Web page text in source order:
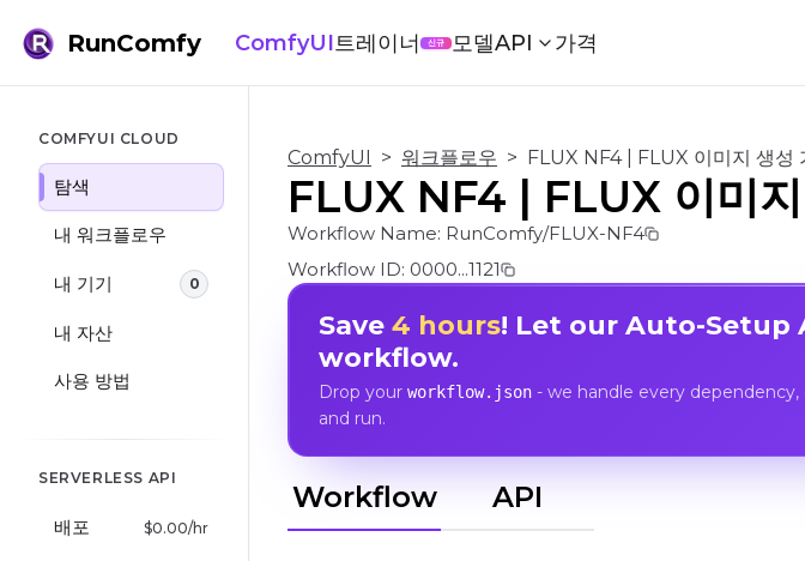
RunComfy ComfyUI트레이너 신규 모델API 가격
COMFYUI CLOUD
탐색
내 워크플로우
내 기기 0
내 자산
사용 방법
SERVERLESS API
배포 $0.00/hr
ComfyUI > 워크플로우 > FLUX NF4 | FLUX 이미지 생성
FLUX NF4 | FLUX 이미
Workflow Name: RunComfy/FLUX-NF4
Workflow ID: 0000...1121
Save 4 hours! Let our Auto-Setup
workflow.
Drop your workflow.json- we handle every
and run.
Workflow API